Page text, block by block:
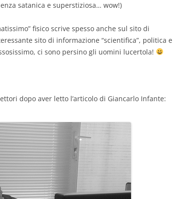
satanica e superstiziosa… wow!)
fisico scrive spesso anche sul sito di
sito di informazione “scientifica”, politica e
ci sono persino gli uomini lucertola!
dopo aver letto l’articolo di Giancarlo Infante: